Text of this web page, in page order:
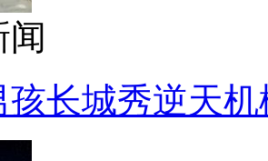
闻
孩长城秀逆天机